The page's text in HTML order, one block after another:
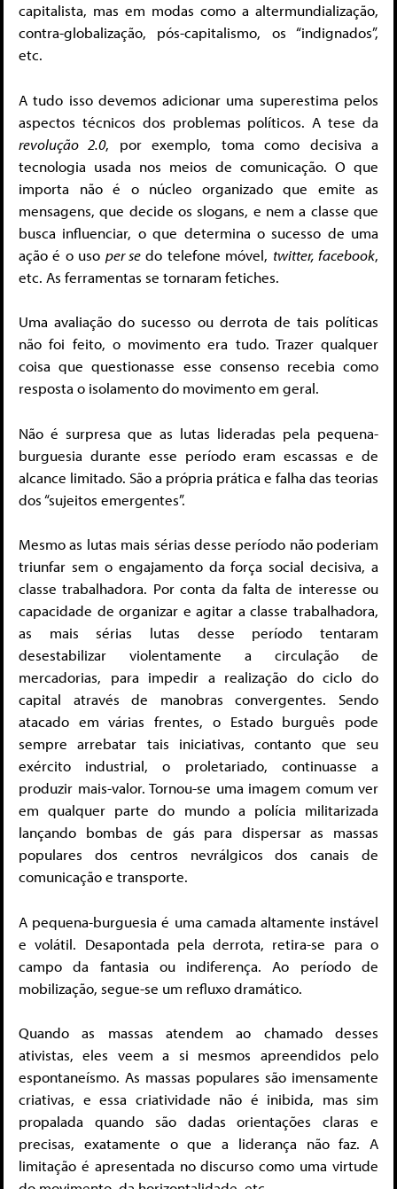
capitalista, mas em modas como a altermundialização,
contra-globalização, pós-capitalismo, os “indignados”,
etc.
A tudo isso devemos adicionar uma superestima pelos
aspectos técnicos dos problemas políticos. A tese da
revolução 2.0, por exemplo, toma como decisiva a
tecnologia usada nos meios de comunicação. O que
importa não é o núcleo organizado que emite as
mensagens, que decide os slogans, e nem a classe que
busca influenciar, o que determina o sucesso de uma
ação é o uso per se do telefone móvel, twitter, facebook,
etc. As ferramentas se tornaram fetiches.
Uma avaliação do sucesso ou derrota de tais políticas
não foi feito, o movimento era tudo. Trazer qualquer
coisa que questionasse esse consenso recebia como
resposta o isolamento do movimento em geral.
Não é surpresa que as lutas lideradas pela pequena-
burguesia durante esse período eram escassas e de
alcance limitado. São a própria prática e falha das teorias
dos “sujeitos emergentes”.
Mesmo as lutas mais sérias desse período não poderiam
triunfar sem o engajamento da força social decisiva, a
classe trabalhadora. Por conta da falta de interesse ou
capacidade de organizar e agitar a classe trabalhadora,
as mais sérias lutas desse período tentaram
desestabilizar violentamente a circulação de
mercadorias, para impedir a realização do ciclo do
capital através de manobras convergentes. Sendo
atacado em várias frentes, o Estado burguês pode
sempre arrebatar tais iniciativas, contanto que seu
exército industrial, o proletariado, continuasse a
produzir mais-valor. Tornou-se uma imagem comum ver
em qualquer parte do mundo a polícia militarizada
lançando bombas de gás para dispersar as massas
populares dos centros nevrálgicos dos canais de
comunicação e transporte.
A pequena-burguesia é uma camada altamente instável
e volátil. Desapontada pela derrota, retira-se para o
campo da fantasia ou indiferença. Ao período de
mobilização, segue-se um refluxo dramático.
Quando as massas atendem ao chamado desses
ativistas, eles veem a si mesmos apreendidos pelo
espontaneísmo. As massas populares são imensamente
criativas, e essa criatividade não é inibida, mas sim
propalada quando são dadas orientações claras e
precisas, exatamente o que a liderança não faz. A
limitação é apresentada no discurso como uma virtude